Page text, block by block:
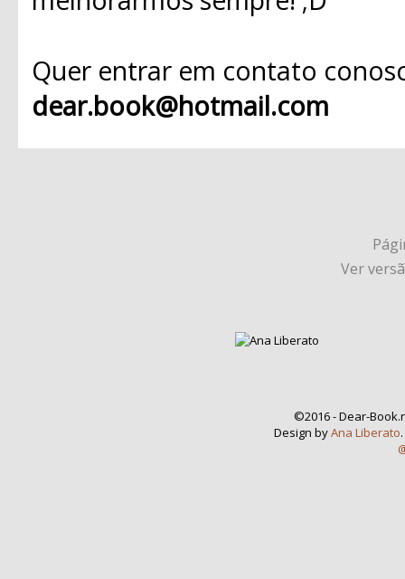
Quer entrar em contato
dear.book@hotmail.com
Ver
©2016 - Dear-
Design byAna Liberato